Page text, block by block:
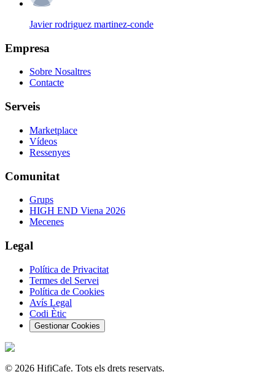
Javier rodriguez martinez-conde
Empresa
Sobre Nosaltres
Contacte
Serveis
Marketplace
Vídeos
Ressenyes
Comunitat
Grups
HIGH END Viena 2026
Mecenes
Legal
Política de Privacitat
Termes del Servei
Política de Cookies
Avís Legal
Codi Ètic
Gestionar Cookies
© 2026 HifiCafe. Tots els drets reservats.